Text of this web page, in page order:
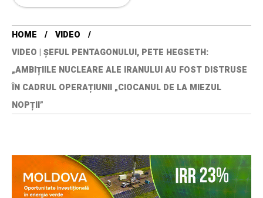
HOME
VIDEO
VIDEO | ȘEFUL PENTAGONULUI, PETE HEGSETH:
„AMBIȚIILE NUCLEARE ALE IRANULUI AU FOST DISTRUSE
ÎN CADRUL OPERAȚIUNII „CIOCANUL DE LA MIEZUL
NOPȚII”